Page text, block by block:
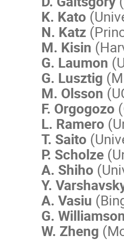
K. Kato
N. Katz
M. Kisin
G. Laumon
G. Lusztig
M. Olsson
F. Orgogozo
L. Ramero
T. Saito
P. Scholze
A. Shiho
Y.
A. Vasiu
G.
W. Zheng